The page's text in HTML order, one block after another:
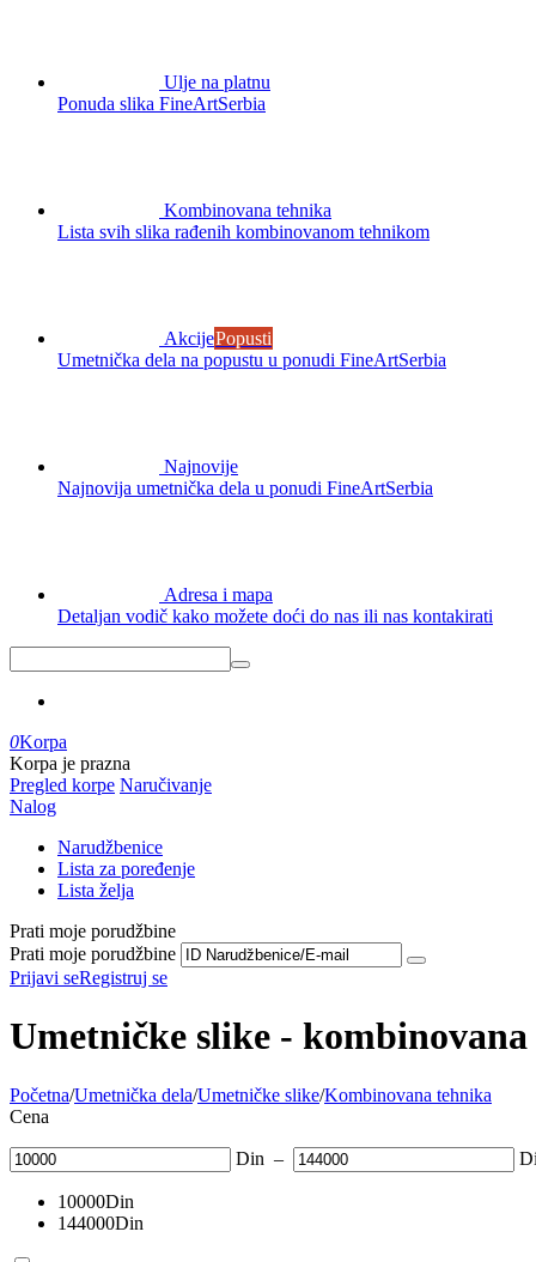
Ulje na platnu
Ponuda slika FineArtSerbia
Kombinovana tehnika
Lista svih slika rađenih kombinovanom tehnikom
AkcijePopusti
Umetnička dela na popustu u ponudi FineArtSerbia
Najnovije
Najnovija umetnička dela u ponudi FineArtSerbia
Adresa i mapa
Detaljan vodič kako možete doći do nas ili nas kontakirati
0Korpa
Korpa je prazna
Pregled korpe Naručivanje
Nalog
Narudžbenice
Lista za poređenje
Lista želja
Prati moje porudžbine
Prati moje porudžbine
Prijavi seRegistruj se
Umetničke slike -
Početna/Umetnička dela/Umetničke slike/Kombinovana tehnika
Cena
Din –
10000Din
144000Din